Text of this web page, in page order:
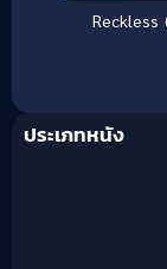
Reckless
ประเภทหนัง